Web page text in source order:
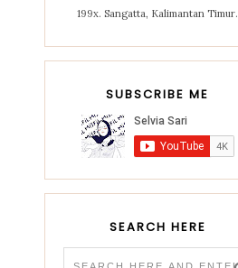
199x. Sangatta, Kalimantan Timur.
SUBSCRIBE ME
SEARCH HERE